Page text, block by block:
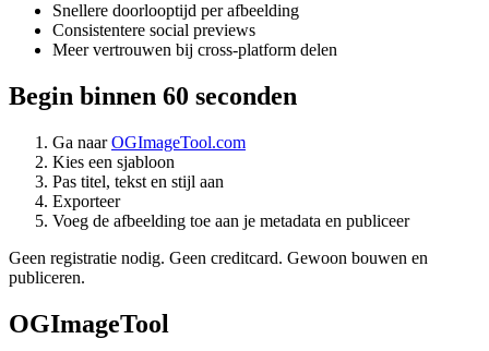
Snellere doorlooptijd per afbeelding
Consistentere social previews
Meer vertrouwen bij cross-platform delen
Begin binnen 60 seconden
Ga naarOGImageTool.com
Kies een sjabloon
Pas titel, tekst en stijl aan
Exporteer
Voeg de afbeelding toe aan je metadata en publiceer
Geen registratie nodig. Geen creditcard. Gewoon bouwen en
publiceren.
OGImageTool